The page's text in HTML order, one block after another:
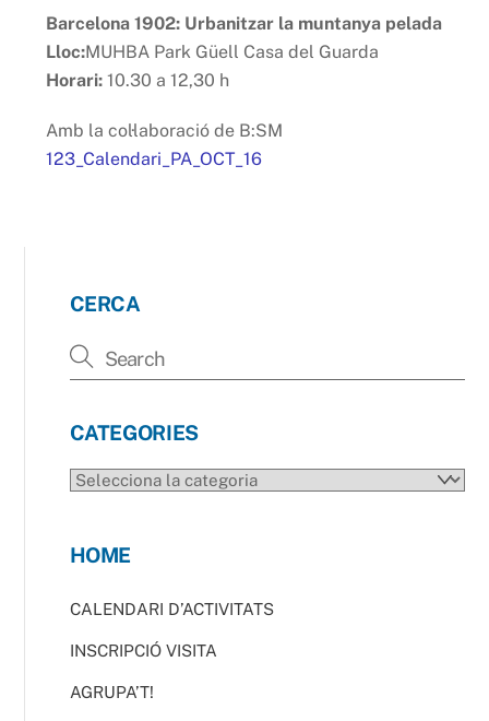
Barcelona 1902: Urbanitzar la muntanya pelada
Lloc:MUHBA Park Güell Casa del Guarda
Horari:10.30 a 12,30 h
Amb la col·laboració de B:SM
123_Calendari_PA_OCT_16
CERCA
CATEGORIES
CATEGORIES
HOME
CALENDARI D’ACTIVITATS
INSCRIPCIÓ VISITA
AGRUPA’T!